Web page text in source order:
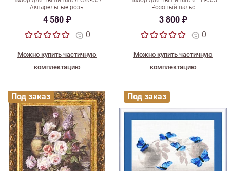
Акварельные розы
4 580 ₽
0
Можно купить частичную
комплектацию
Розовый вальс
3 800 ₽
0
Можно купить частичную
комплектацию
Под заказ Под заказ